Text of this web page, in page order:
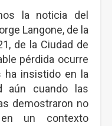
la noticia del
Langone, de la
de la Ciudad de
pérdida ocurre
ha insistido en la
aún cuando las
demostraron no
un contexto